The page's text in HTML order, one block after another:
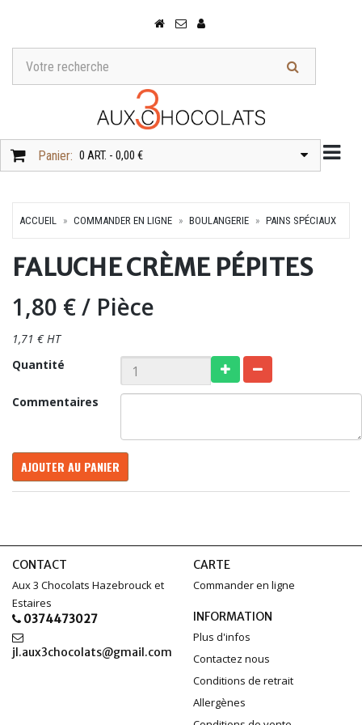
Panier: 0 ART. - 0,00 €
ACCUEIL COMMANDER EN LIGNE BOULANGERIE PAINS SPÉCIAUX
FALUCHE CRÈME PÉPITES
1,80 €/ Pièce
1,71 € HT
Quantité
Commentaires
AJOUTER AU PANIER
CONTACT
Aux 3 Chocolats Hazebrouck et
Estaires
0374473027
jl.aux3chocolats@gmail.com
CARTE
Commander en ligne
INFORMATION
Plus d'infos
Contactez nous
Conditions de retrait
Allergènes